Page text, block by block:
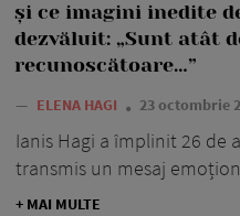
și ce imagini inedite
dezvăluit: „Sunt atât
recunoscătoare…”
— ELENA HAGI 23 octombrie
Ianis Hagi a împlinit 26 de
transmis un mesaj
+ MAI MULTE